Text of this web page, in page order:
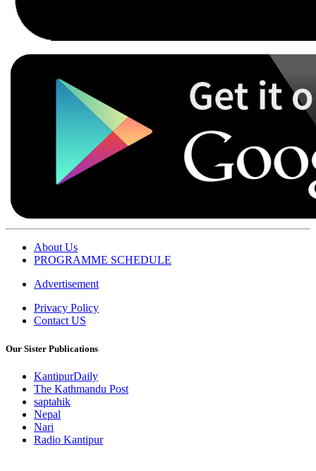
About Us
PROGRAMME SCHEDULE
Advertisement
Privacy Policy
Contact US
Our Sister Publications
KantipurDaily
The Kathmandu Post
saptahik
Nepal
Nari
Radio Kantipur